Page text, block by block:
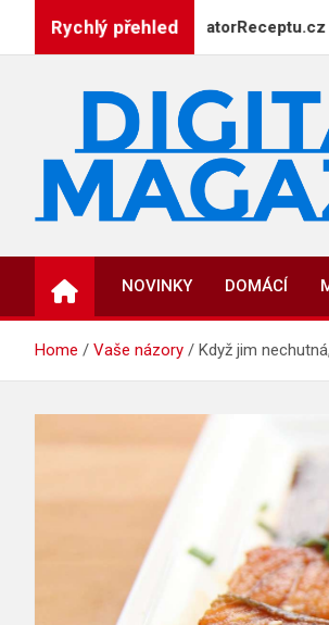
Rychlý přehled
plotny: GeneratorReceptu.cz přichází
NOVINKY DOMÁCÍ
Home Vaše názory Když jim